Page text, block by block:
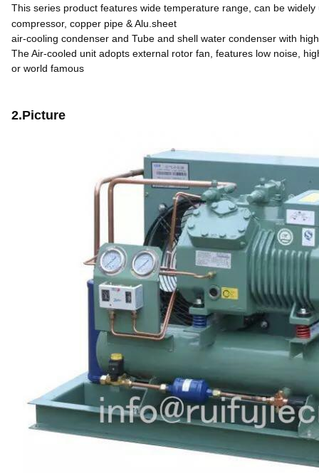
This series product features wide temperature range can be
compressor, copper pipe & Alu.sheet
air-cooling condenser and Tube and shell water condenser with
TheAir-cooled unit adopts external rotor fan features low noise,
or world famous
2.Picture